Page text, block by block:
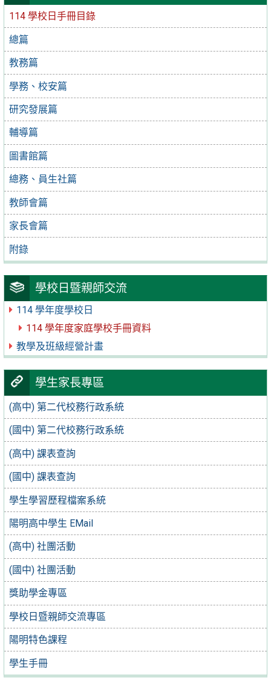
114 學校日手冊目錄
總篇
教務篇
學務、校安篇
研究發展篇
輔導篇
圖書館篇
總務、員生社篇
教師會篇
家長會篇
附錄
學校日暨親師交流
114 學年度學校日
114 學年度家庭學校手冊資料
教學及班級經營計畫
學生家長專區
(高中) 第二代校務行政系統
(國中) 第二代校務行政系統
(高中) 課表查詢
(國中) 課表查詢
學生學習歷程檔案系統
陽明高中學生 EMail
(高中) 社團活動
(國中) 社團活動
獎助學金專區
學校日暨親師交流專區
陽明特色課程
學生手冊